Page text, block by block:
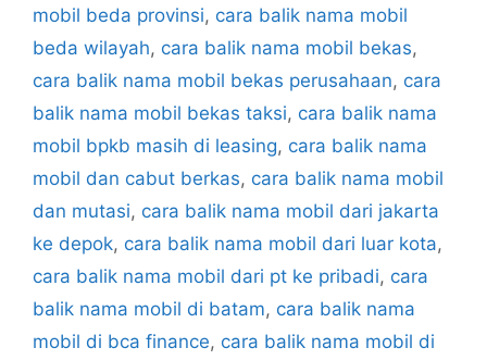
mobil beda provinsi, cara balik nama mobil
beda wilayah, cara balik nama mobil bekas,
cara balik nama mobil bekas perusahaan, cara
balik nama mobil bekas taksi, cara balik nama
mobil bpkb masih di leasing, cara balik nama
mobil dan cabut berkas, cara balik nama mobil
dan mutasi, cara balik nama mobil dari jakarta
ke depok, cara balik nama mobil dari luar kota,
cara balik nama mobil dari pt ke pribadi, cara
balik nama mobil di batam, cara balik nama
mobil di bca finance, cara balik nama mobil di